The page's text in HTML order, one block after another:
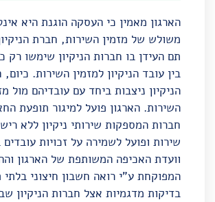
הארגון מאמין כי העסקה הוגנת היא
משולש של מזמין השירות, חברת
תם העידן בו חברות הניקיון שימשו רק
בין עובד הניקיון למזמין השירות.
הניקיון ניצבות ביחד עם עובדיהם מול
השירות. הארגון פועל למיגור תופעת
חברות המספקות שירותי ניקיון ללא
שירות ופועל לשמירה על זכויות
וועדת האכיפה המשותפת של הארגון
המפוקחת ע"י רואה חשבון חיצוני
בדיקות מדגמיות אצל חברות הניקיון